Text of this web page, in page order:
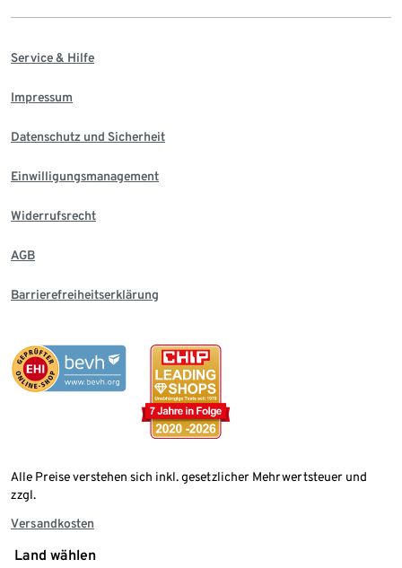
Service & Hilfe
Impressum
Datenschutz und Sicherheit
Einwilligungsmanagement
Widerrufsrecht
AGB
Barrierefreiheitserklärung
Alle Preise verstehen sich inkl. gesetzlicher Mehrwertsteuer und
zzgl.
Versandkosten
Land wählen